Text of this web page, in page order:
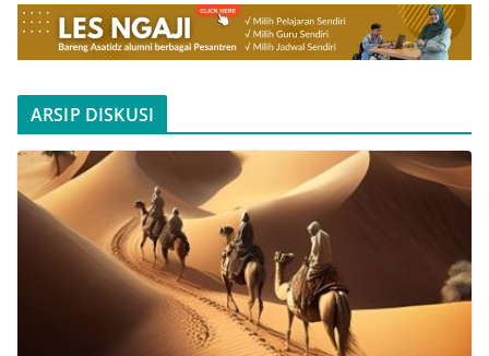
ARSIP DISKUSI